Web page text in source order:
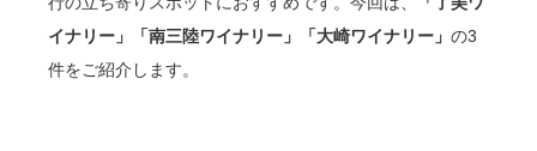
イナリー」「南三陸ワイナリー」「大崎ワイナリー」 の3
件をご紹介します。